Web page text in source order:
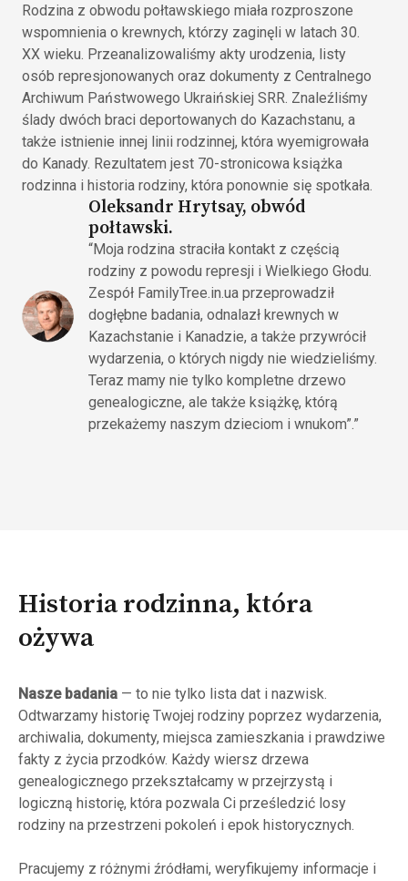
Rodzina z obwodu połtawskiego miała rozproszone
wspomnienia o krewnych, którzy zaginęli w latach 30.
XX wieku. Przeanalizowaliśmy akty urodzenia, listy
osób represjonowanych oraz dokumenty z Centralnego
Archiwum Państwowego Ukraińskiej SRR. Znaleźliśmy
ślady dwóch braci deportowanych do Kazachstanu, a
także istnienie innej linii rodzinnej, która wyemigrowała
do Kanady. Rezultatem jest 70-stronicowa książka
rodzinna i historia rodziny, która ponownie się spotkała.
Oleksandr Hrytsay, obwód
połtawski.
“Moja rodzina straciła kontakt z częścią
rodziny z powodu represji i Wielkiego Głodu.
Zespół FamilyTree.in.ua przeprowadził
dogłębne badania, odnalazł krewnych w
Kazachstanie i Kanadzie, a także przywrócił
wydarzenia, o których nigdy nie wiedzieliśmy.
Teraz mamy nie tylko kompletne drzewo
genealogiczne, ale także książkę, którą
przekażemy naszym dzieciom i wnukom”.”
Historia rodzinna, która
ożywa
Nasze badania — to nie tylko lista dat i nazwisk.
Odtwarzamy historię Twojej rodziny poprzez wydarzenia,
archiwalia, dokumenty, miejsca zamieszkania i prawdziwe
fakty z życia przodków. Każdy wiersz drzewa
genealogicznego przekształcamy w przejrzystą i
logiczną historię, która pozwala Ci prześledzić losy
rodziny na przestrzeni pokoleń i epok historycznych.
Pracujemy z różnymi źródłami, weryfikujemy informacje i